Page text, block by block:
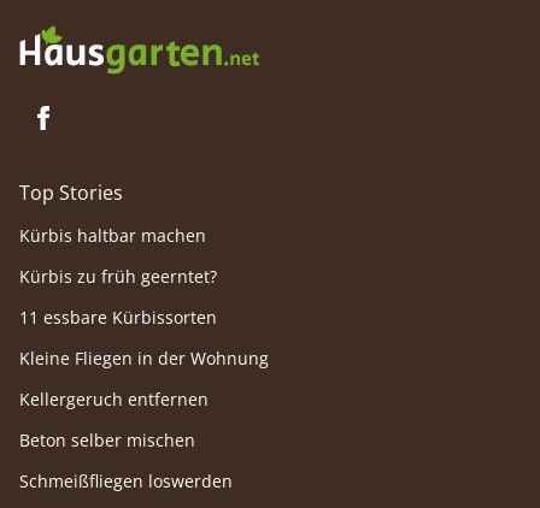
Top Stories
Kürbis haltbar machen
Kürbis zu früh geerntet?
11 essbare Kürbissorten
Kleine Fliegen in der Wohnung
Kellergeruch entfernen
Beton selber mischen
Schmeißfliegen loswerden